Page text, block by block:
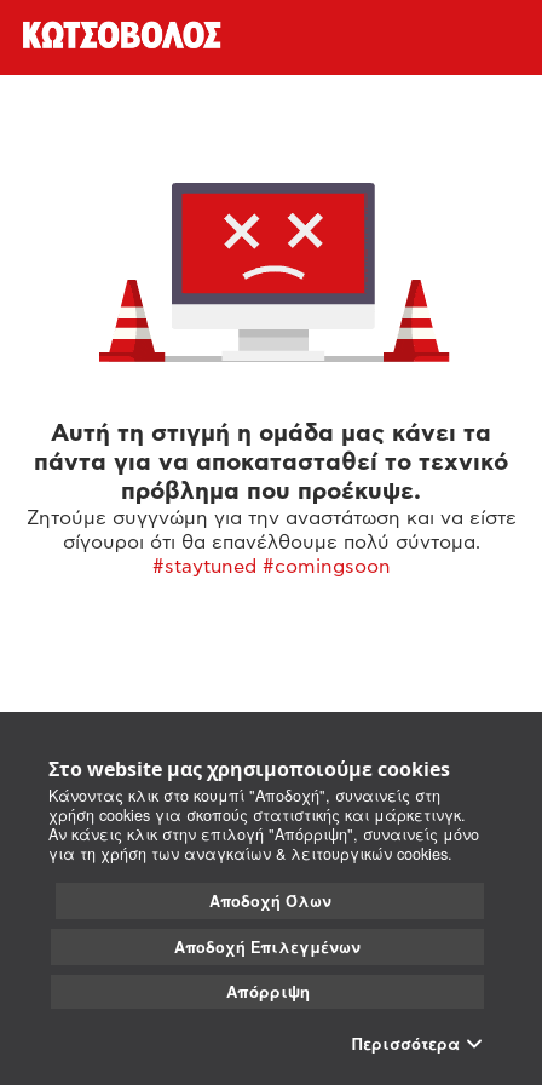
Στο website μας χρησιμοποιούμε cookies
Κάνοντας κλικ στο κουμπί "Αποδοχή", συναινείς στη
χρήση cookies για σκοπούς στατιστικής και μάρκετινγκ.
Αν κάνεις κλικ στην επιλογή "Απόρριψη", συναινείς μόνο
για τη χρήση των αναγκαίων & λειτουργικών cookies.
Αποδοχή Όλων
Αποδοχή Επιλεγμένων
Απόρριψη
Περισσότερα
Αυτή τη στιγμή η ομάδα μας κάνει τα
πάντα για να αποκατασταθεί το τεχνικό
πρόβλημα που προέκυψε.
Ζητούμε συγγνώμη για την αναστάτωση και να είστε
σίγουροι ότι θα επανέλθουμε πολύ σύντομα.
#staytuned #comingsoon